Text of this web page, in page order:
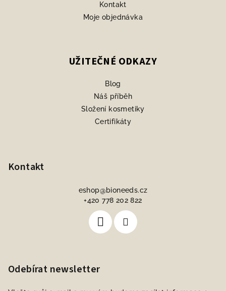
Kontakt
Moje objednávka
UŽITEČNÉ ODKAZY
Blog
Náš příběh
Složení kosmetiky
Certifikáty
Kontakt
eshop@bioneeds.cz
+420 778 202 822
Odebírat newsletter